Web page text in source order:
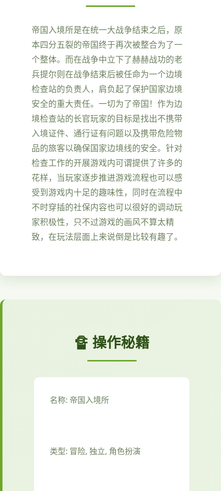
帝国入境所是在统一大战争结束之后，原
本四分五裂的帝国终于再次被整合为了一
个整体。而在战争中立下了赫赫战功的老
兵提尔则在战争结束后被任命为一个边境
检查站的负责人，肩负起了保护国家边境
安全的重大责任。一切为了帝国！作为边
境检查站的长官玩家的目标是找出不携带
入境证件、通行证有问题以及携带危险物
品的旅客以确保国家边境线的安全。针对
检查工作的开展游戏内可谓提供了许多的
花样，当玩家逐步推进游戏流程也可以感
受到游戏内十足的趣味性，同时在流程中
不时穿插的社保内容也可以很好的调动玩
家积极性，只不过游戏的画风不算太精
致，在玩法层面上来说倒是比较有趣了。
🔏 操作秘籍
名称: 帝国入境所
类型: 冒险, 独立, 角色扮演